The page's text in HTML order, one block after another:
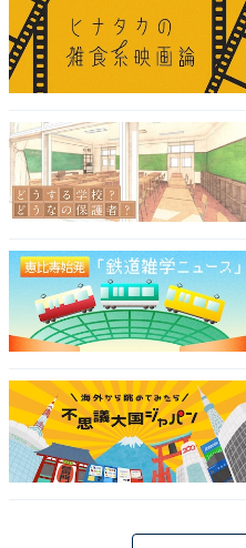
・カービィ（おすまし）
・カービィ（スターロッド
・カービィ（スター）